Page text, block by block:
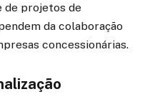
de projetos de
da colaboração
concessionárias.